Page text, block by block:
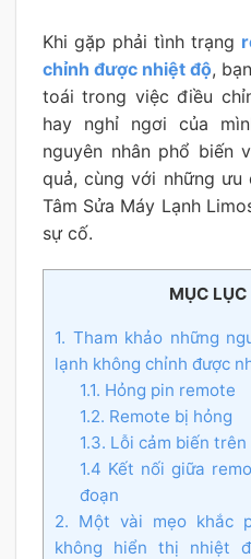
Khi gặp phải tình trạng
chỉnh được nhiệt độ,
toái trong việc điều
hay nghỉ ngơi của
nguyên nhân phổ biến
quả, cùng với những
Tâm Sửa Máy Lạnh
sự cố.
MỤC
1. Tham khảo những
lạnh không chỉnh được
1.1. Hỏng pin remote
1.2. Remote bị hỏng
1.3. Lỗi cảm biến
1.4 Kết nối giữa
đoạn
2. Một vài mẹo khắc
không hiển thị nhiệt